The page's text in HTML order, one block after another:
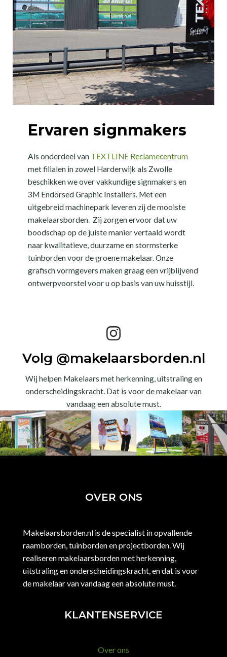
Ervaren signmakers
Als onderdeel van TEXTLINE Reclamecentrum
met filialen in zowel Harderwijk als Zwolle
beschikken we over vakkundige signmakers en
3M Endorsed Graphic Installers. Met een
uitgebreid machinepark leveren zij de mooiste
makelaarsborden. Zij zorgen ervoor dat uw
boodschap op de juiste manier vertaald wordt
naar kwalitatieve, duurzame en stormsterke
tuinborden voor de groene makelaar. Onze
grafisch vormgevers maken graag een vrijblijvend
ontwerpvoorstel voor u op basis van uw huisstijl.
Volg @makelaarsborden.nl
Wij helpen Makelaars met herkenning, uitstraling en
onderscheidingskracht. Dat is voor de makelaar van
vandaag een absolute must.
OVER ONS
Makelaarsborden.nl is de specialist in opvallende
raamborden, tuinborden en projectborden. Wij
realiseren makelaarsborden met herkenning,
uitstraling en onderscheidingskracht, en dat is voor
de makelaar van vandaag een absolute must.
KLANTENSERVICE
Over ons